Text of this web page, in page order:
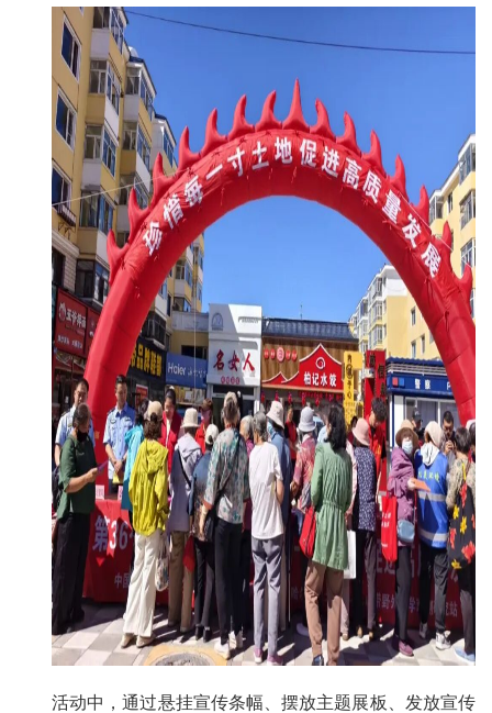
活动中，通过悬挂宣传条幅、摆放主题展板、发放宣传